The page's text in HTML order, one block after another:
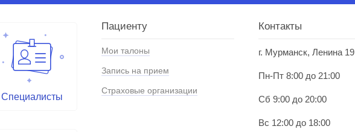
Специалисты
Пациенту
Мои талоны
Запись на прием
Страховые организации
Контакты
г. Мурманск, Ленина 19
Пн-Пт 8:00 до 21:00
Сб 9:00 до 20:00
Вс 12:00 до 18:00